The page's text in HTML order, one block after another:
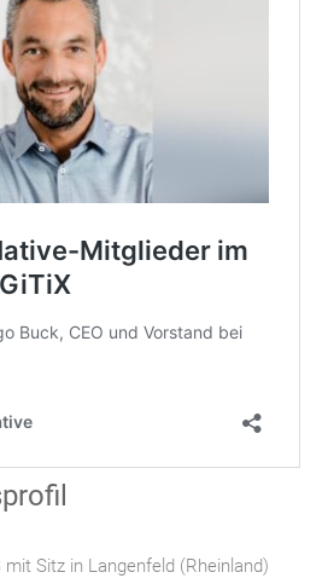
mit Sitz in Langenfeld (Rheinland)